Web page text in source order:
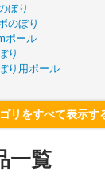
ぼり
のぼり
ポール
り
り用ポール
促用）
一覧